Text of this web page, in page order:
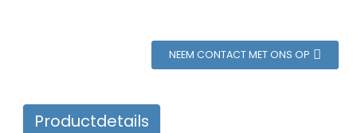
NEEM CONTACT MET ONS OP
Productdetails